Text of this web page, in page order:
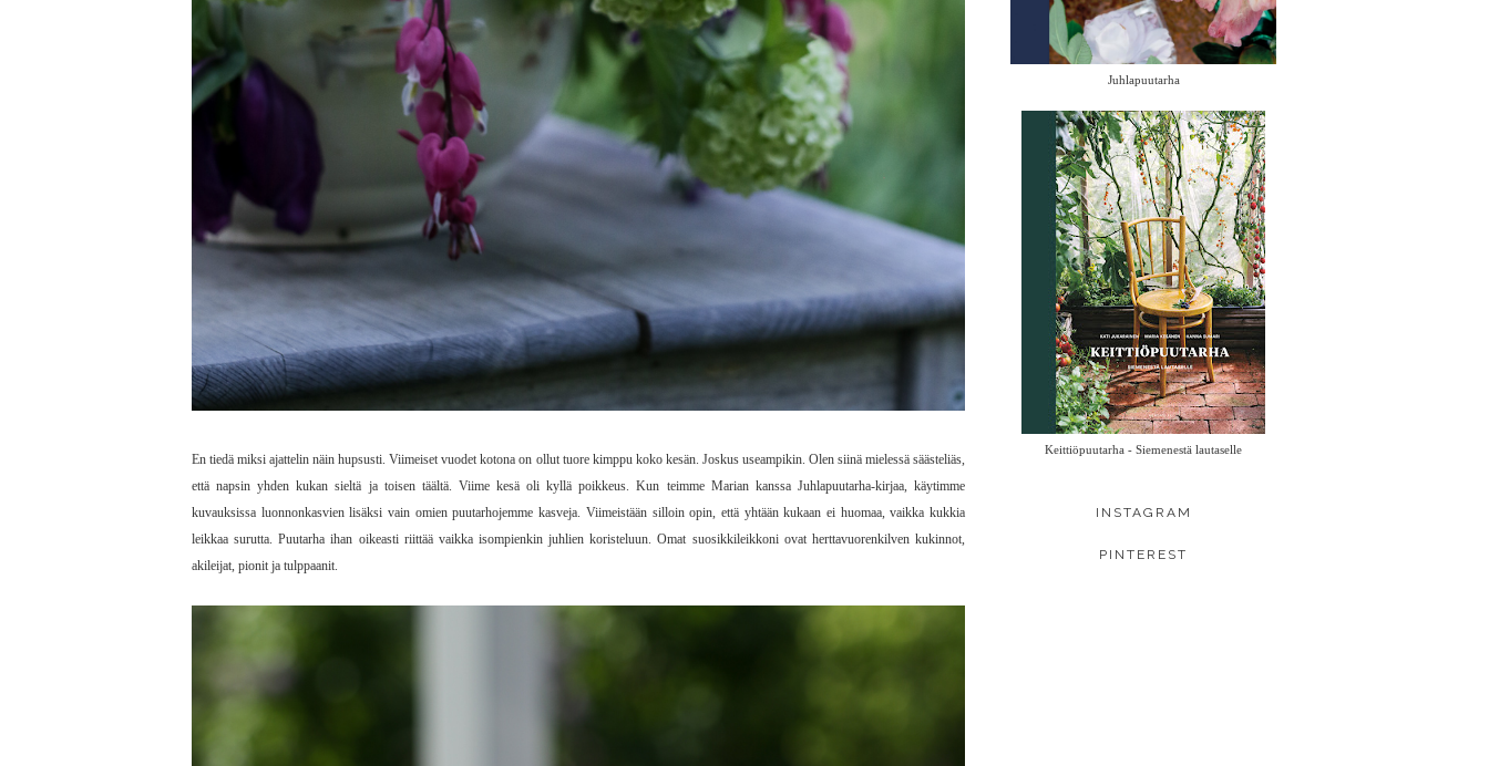
En tiedä miksi ajattelin näin hupsusti. Viimeiset vuodet kotona on ollut tuore kimppu koko kesän. Joskus useampikin. Olen siinä mielessä säästeliäs,
että napsin yhden kukan sieltä ja toisen täältä. Viime kesä oli kyllä poikkeus. Kun teimme Marian kanssa Juhlapuutarha-kirjaa, käytimme
kuvauksissa luonnonkasvien lisäksi vain omien puutarhojemme kasveja. Viimeistään silloin opin, että yhtään kukaan ei huomaa, vaikka kukkia
leikkaa surutta. Puutarha ihan oikeasti riittää vaikka isompienkin juhlien koristeluun. Omat suosikkileikkoni ovat herttavuorenkilven kukinnot,
akileijat, pionit ja tulppaanit.
Juhlapuutarha
Keittiöpuutarha - Siemenestä lautaselle
INSTAGRAM
PINTEREST